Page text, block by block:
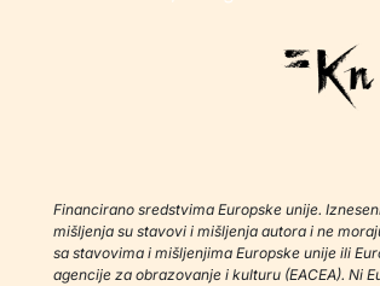
Financirano sredstvima Europske unije.
mišljenja su stavovi i mišljenja autora i ne
sa stavovima i mišljenjima Europske unije ili
agencije za obrazovanje i kulturu (EACEA). Ni